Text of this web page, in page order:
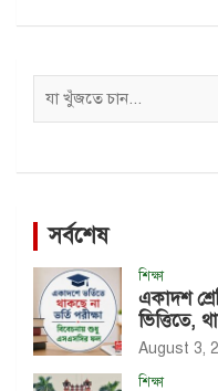
Search
সর্বশেষ
শিক্ষা
একাদশ
ভিত্তিতে,
August 3,
শিক্ষা